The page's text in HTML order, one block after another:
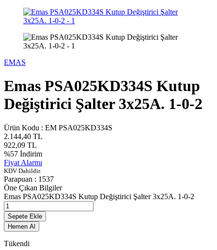
EMAS
Emas PSA025KD334S Kutup
Değiştirici Şalter 3x25A. 1-0-2
Ürün Kodu : EM PSA025KD334S
2.144,40 TL
922,09 TL
%57 İndirim
Fiyat Alarmı
KDV Dahildir.
Parapuan : 1537
Öne Çıkan Bilgiler
Emas PSA025KD334S Kutup Değiştirici Şalter 3x25A. 1-0-2
Sepete Ekle
Hemen Al
Tükendi